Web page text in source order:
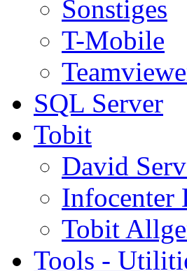
Sonstiges
T-Mobile
SQL Server
Tobit
David
Infocenter
Tobit
Tools -